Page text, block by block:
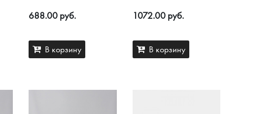
688.00 руб.
В корзину
1072.00 руб.
В корзину